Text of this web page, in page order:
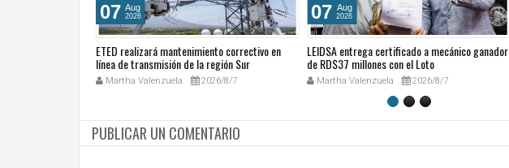
07 Aug
2026
ETED realizará mantenimiento correctivo en
línea de transmisión de la región Sur
Martha Valenzuela 2026/8/7
07 Aug
2026
LEIDSA entrega certificado a mecánico ganador
de RD$37 millones con el Loto
Martha Valenzuela 2026/8/7
PUBLICAR UN COMENTARIO